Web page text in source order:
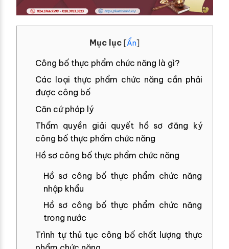
Mục lục [Ẩn]
Công bố thực phẩm chức năng là gì?
Các loại thực phẩm chức năng cần phải
được công bố
Căn cứ pháp lý
Thẩm quyền giải quyết hồ sơ đăng ký
công bố thực phẩm chức năng
Hồ sơ công bố thực phẩm chức năng
Hồ sơ công bố thực phẩm chức năng
nhập khẩu
Hồ sơ công bố thực phẩm chức năng
trong nước
Trình tự thủ tục công bố chất lượng thực